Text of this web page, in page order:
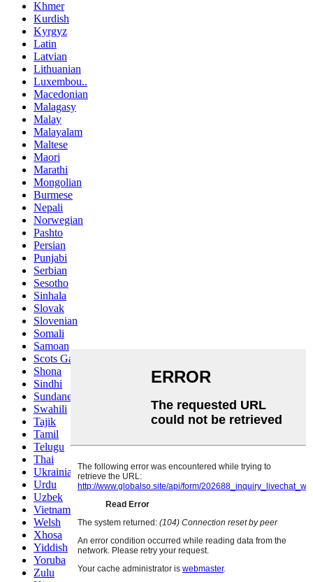
Khmer
Kurdish
Kyrgyz
Latin
Latvian
Lithuanian
Luxembou..
Macedonian
Malagasy
Malay
Malayalam
Maltese
Maori
Marathi
Mongolian
Burmese
Nepali
Norwegian
Pashto
Persian
Punjabi
Serbian
Sesotho
Sinhala
Slovak
Slovenian
Somali
Samoan
Scots Gaelic
Shona
Sindhi
Sundanese
Swahili
Tajik
Tamil
Telugu
Thai
Ukrainian
Urdu
Uzbek
Vietnamese
Welsh
Xhosa
Yiddish
Yoruba
Zulu